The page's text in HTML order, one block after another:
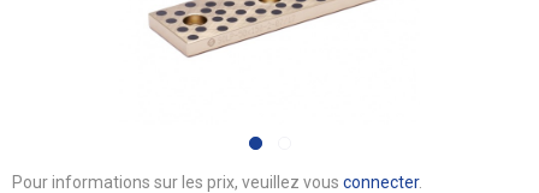
Pour informations sur les prix, veuillez vous connecter.